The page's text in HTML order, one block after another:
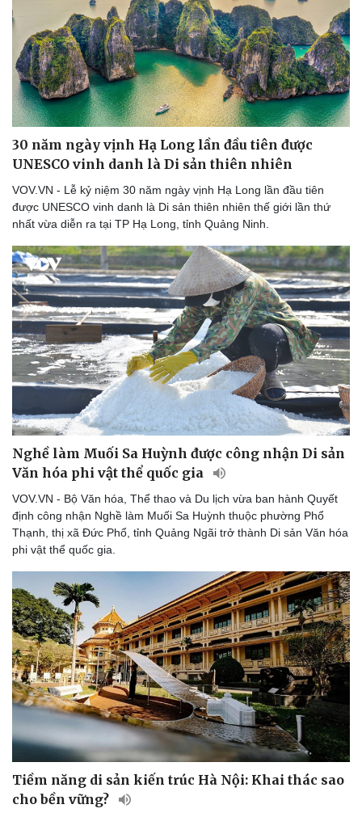
Sức khỏe
Dinh dưỡng - món ngon
Cây thuốc
Sản phụ khoa
Nhi khoa
Làm đẹp - giảm cân
Phòng mạch online
Ăn sạch sống khỏe
Đời sống
Nhà đẹp
Blog
Tình yêu - Gia đình
30 năm ngày vịnh Hạ Long lần đầu tiên được
UNESCO vinh danh là Di sản thiên nhiên
VOV.VN - Lễ kỷ niệm 30 năm ngày vịnh Hạ Long lần đầu tiên
được UNESCO vinh danh là Di sản thiên nhiên thế giới lần thứ
nhất vừa diễn ra tại TP Hạ Long, tỉnh Quảng Ninh.
Nghề làm Muối Sa Huỳnh được công nhận Di sản
Văn hóa phi vật thể quốc gia
VOV.VN - Bộ Văn hóa, Thể thao và Du lịch vừa ban hành Quyết
định công nhận Nghề làm Muối Sa Huỳnh thuộc phường Phổ
Thạnh, thị xã Đức Phổ, tỉnh Quảng Ngãi trở thành Di sản Văn hóa
phi vật thể quốc gia.
Tiềm năng di sản kiến trúc Hà Nội: Khai thác sao
cho bền vững?